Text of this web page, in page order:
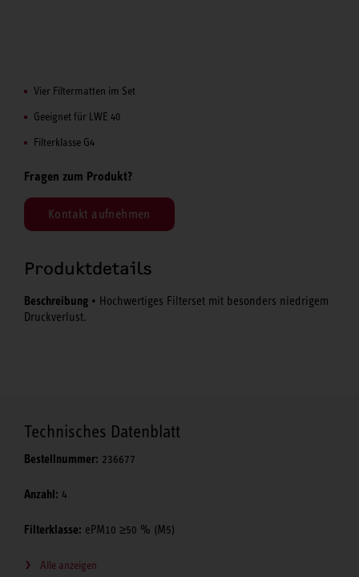
Vier Filtermatten im Set
Geeignet für LWE 40
Filterklasse G4
Fragen zum Produkt?
Kontakt aufnehmen
Produktdetails
Beschreibung • Hochwertiges Filterset mit besonders niedrigem
Druckverlust.
Technisches Datenblatt
Bestellnummer: 236677
Anzahl: 4
Filterklasse: ePM10 ≥50 % (M5)
Alle anzeigen